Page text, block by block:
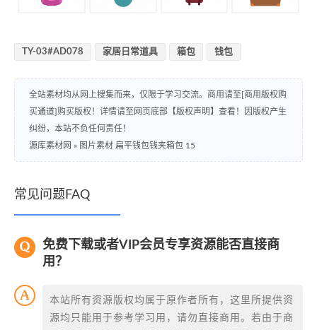
TY-03#AD078 家居日常道具 箱包 钱包
全站素材均从网上搜集而来，仅限于学习交流。商用请至[商用版权购
买通道]购买版权！详情请至网页底部【版权声明】查看！因版权产生
纠纷，本站不负任何责任！
源库素材网 » 图片素材 扁平钱包钱夹箱包 15
常见问题FAQ
免费下载或者VIP会员专享资源能否直接商
用？
本站所有资源版权均属于原作者所有，这里所提供资
源均只能用于参考学习用，请勿直接商用。若由于商